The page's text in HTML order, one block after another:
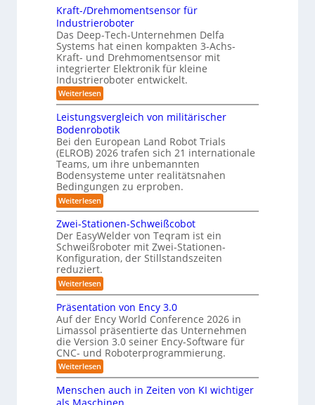
x
i
s
n
a
h
e
A
u
t
o
m
a
t
i
s
i
e
r
n
g
s
l
ö
s
u
n
g
e
r
e
f
2
0
2
6
g
-
S
y
s
t
e
m
m
p
k
t
e
s
3
D
-
S
t
e
r
e
o
-
K
a
e
r
a
s
y
s
t
e
m
f
Kraft-/Drehmomentsensor für
Industrieroboter
Das Deep-Tech-Unternehmen Delfa
Systems hat einen kompakten 3-Achs-
Kraft- und Drehmomentsensor mit
integrierter Elektronik für kleine
Industrieroboter entwickelt.
Weiterlesen:
K
a
f
t
-
/
D
r
e
h
m
o
m
e
n
t
s
e
n
s
o
r
f
ü
r
I
n
d
u
s
Leistungsvergleich von militärischer
Bodenrobotik
Bei den European Land Robot Trials
(ELROB) 2026 trafen sich 21 internationale
Teams, um ihre unbemannten
Bodensysteme unter realitätsnahen
Bedingungen zu erproben.
Weiterlesen:
L
e
i
s
t
u
g
s
v
e
r
g
l
e
i
c
h
v
o
Zwei-Stationen-Schweißcobot
Der EasyWelder von Teqram ist ein
Schweißroboter mit Zwei-Stationen-
Konfiguration, der Stillstandszeiten
reduziert.
Weiterlesen:
Z
w
e
i
-
S
t
a
t
i
o
n
Präsentation von Ency 3.0
Auf der Ency World Conference 2026 in
Limassol präsentierte das Unternehmen
die Version 3.0 seiner Ency-Software für
CNC- und Roboterprogrammierung.
Weiterlesen:
P
ä
Menschen auch in Zeiten von KI wichtiger